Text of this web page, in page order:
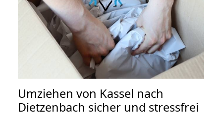
Umziehen von Kassel nach
Dietzenbach sicher und stressfrei